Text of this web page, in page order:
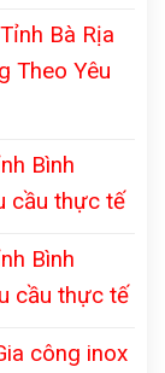
Bà Rịa
Theo Yêu
Bình
cầu thực tế
Bình
cầu thực tế
công inox